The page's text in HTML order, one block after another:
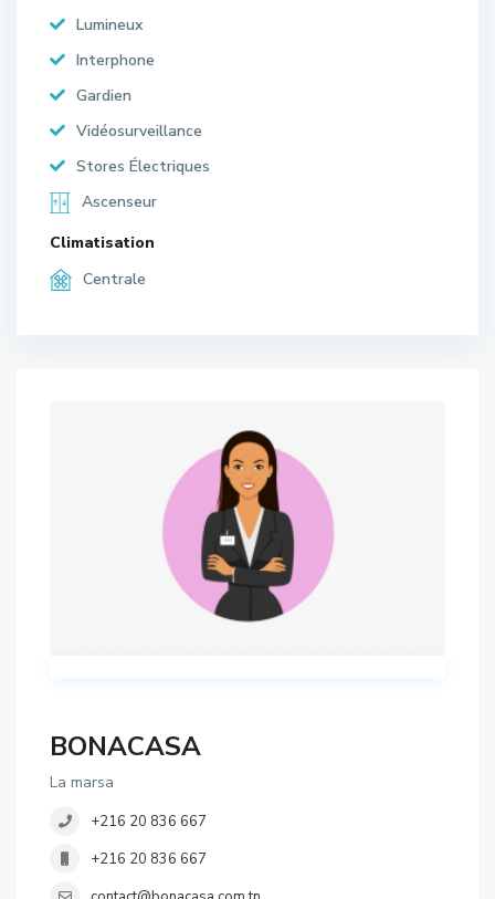
Lumineux
Interphone
Gardien
Vidéosurveillance
Stores Électriques
Ascenseur
Climatisation
Centrale
BONACASA
La marsa
+216 20 836 667
+216 20 836 667